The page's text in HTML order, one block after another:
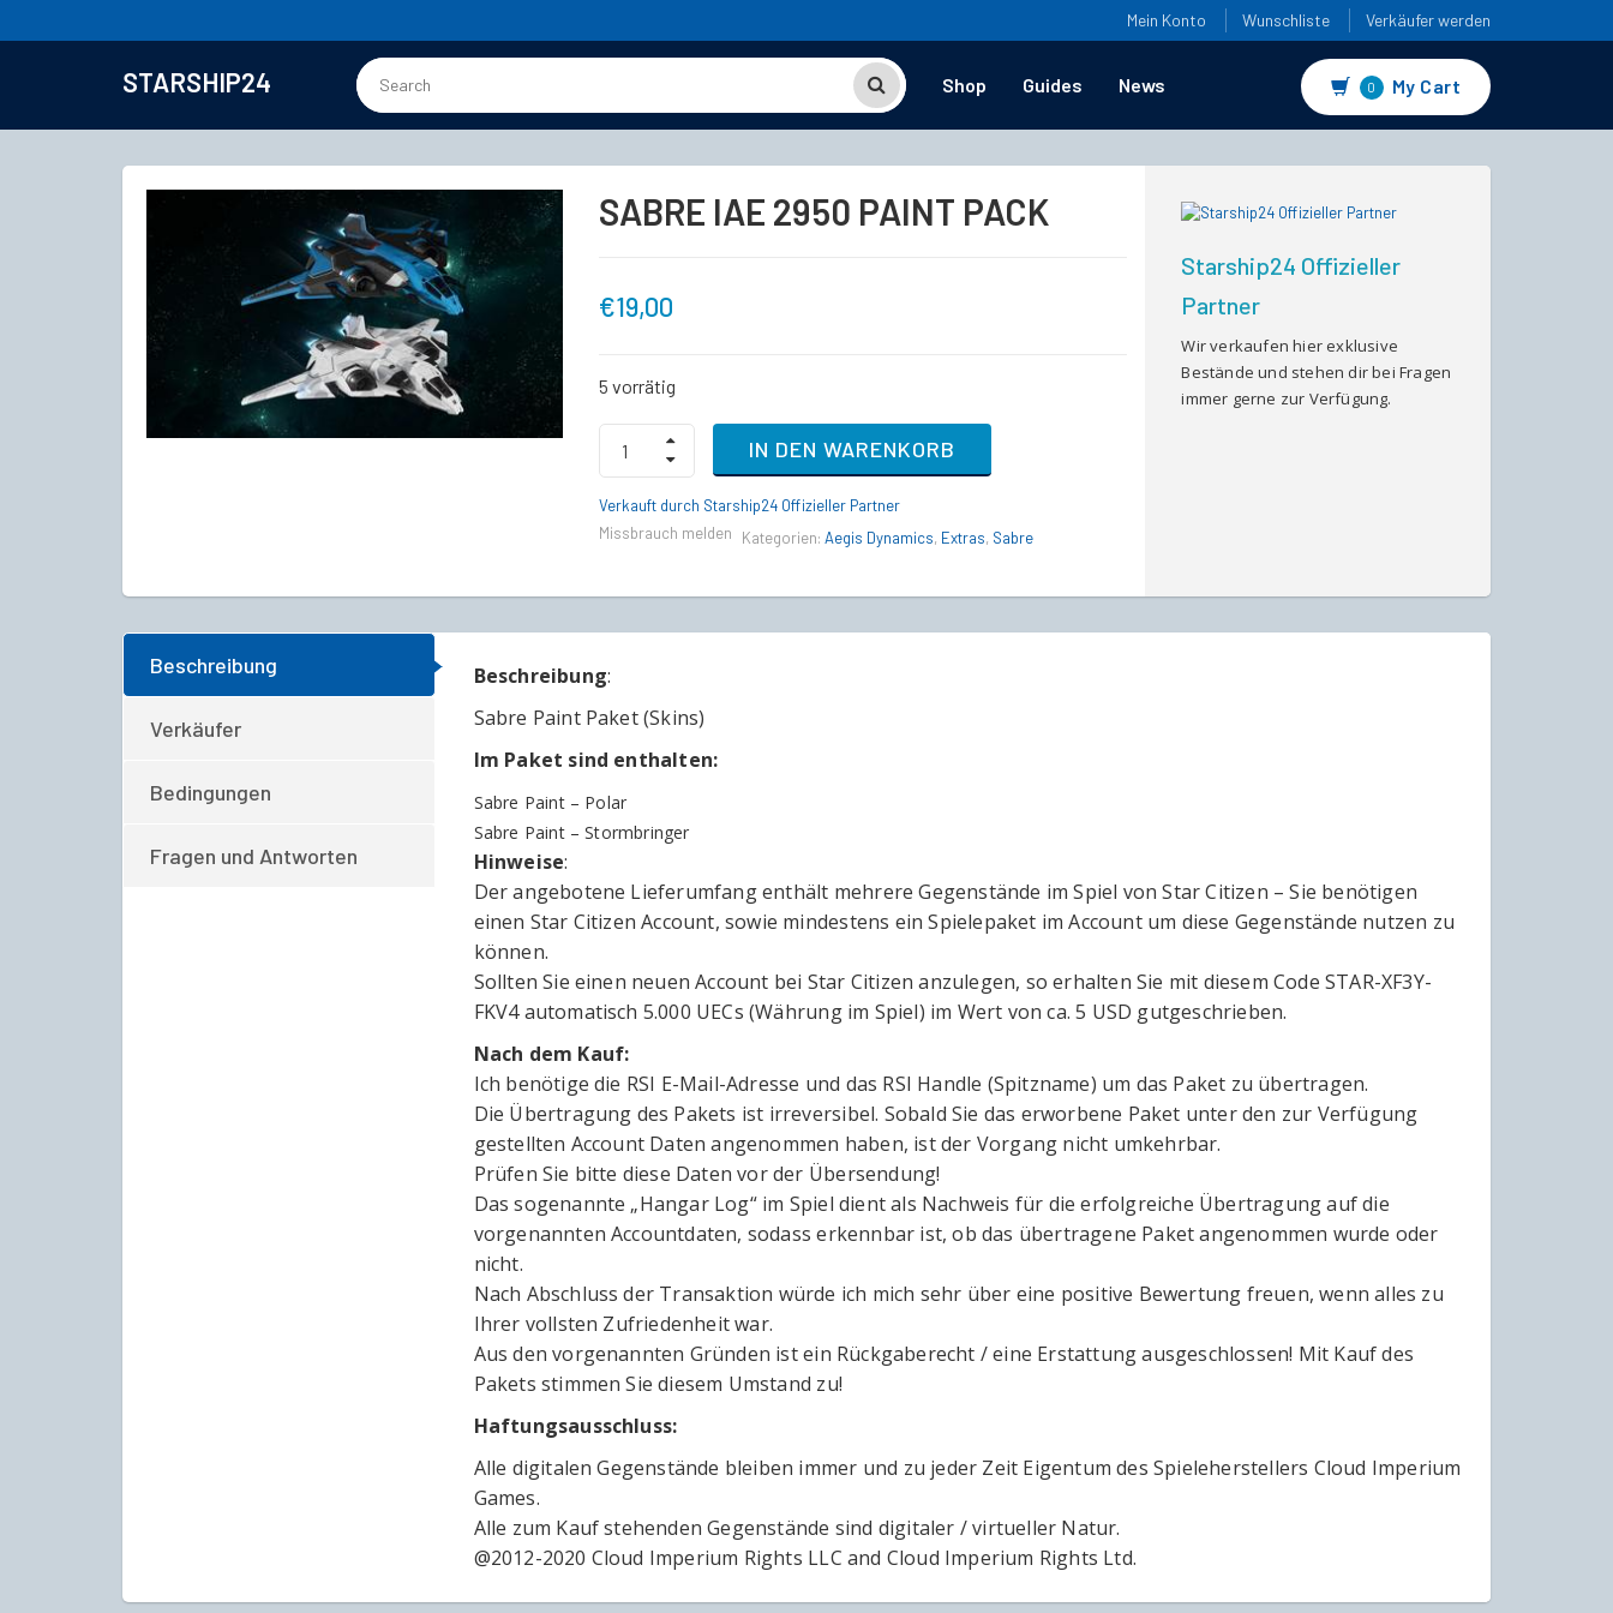
Mein Konto Wunschliste Verkäufer werden
STARSHIP24 Shop Guides News 0 My Cart
SABRE IAE 2950 PAINT PACK
€19,00
5 vorrätig
SABRE
2950
PAINT
quantity
IN DEN WARENKORB
Verkauft durch Starship24 Offizieller Partner
Missbrauch melden
Kategorien: Aegis Dynamics, Extras, Sabre
Starship24 Offizieller
Partner
Wir verkaufen hier exklusive
Bestände und stehen dir bei Fragen
immer gerne zur Verfügung.
Beschreibung
Verkäufer
Bedingungen
Fragen und Antworten
Beschreibung:
Sabre Paint Paket (Skins)
Im Paket sind enthalten:
Sabre Paint – Polar
Sabre Paint – Stormbringer
Hinweise:
Der angebotene Lieferumfang enthält mehrere Gegenstände im Spiel von Star Citizen – Sie benötigen
einen Star Citizen Account, sowie mindestens ein Spielepaket im Account um diese Gegenstände nutzen zu
können.
Sollten Sie einen neuen Account bei Star Citizen anzulegen, so erhalten Sie mit diesem Code STAR-XF3Y-
FKV4 automatisch 5.000 UECs (Währung im Spiel) im Wert von ca. 5 USD gutgeschrieben.
Nach dem Kauf:
Ich benötige die RSI E-Mail-Adresse und das RSI Handle (Spitzname) um das Paket zu übertragen.
Die Übertragung des Pakets ist irreversibel. Sobald Sie das erworbene Paket unter den zur Verfügung
gestellten Account Daten angenommen haben, ist der Vorgang nicht umkehrbar.
Prüfen Sie bitte diese Daten vor der Übersendung!
Das sogenannte „Hangar Log“ im Spiel dient als Nachweis für die erfolgreiche Übertragung auf die
vorgenannten Accountdaten, sodass erkennbar ist, ob das übertragene Paket angenommen wurde oder
nicht.
Nach Abschluss der Transaktion würde ich mich sehr über eine positive Bewertung freuen, wenn alles zu
Ihrer vollsten Zufriedenheit war.
Aus den vorgenannten Gründen ist ein Rückgaberecht / eine Erstattung ausgeschlossen! Mit Kauf des
Pakets stimmen Sie diesem Umstand zu!
Haftungsausschluss:
Alle digitalen Gegenstände bleiben immer und zu jeder Zeit Eigentum des Spieleherstellers Cloud Imperium
Games.
Alle zum Kauf stehenden Gegenstände sind digitaler / virtueller Natur.
@2012-2020 Cloud Imperium Rights LLC and Cloud Imperium Rights Ltd.